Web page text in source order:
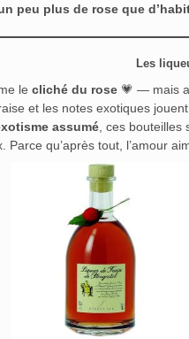
peu plus de rose que
Les
le cliché du rose 💗 — mais
et les notes exotiques
assumé , ces
qu’après tout, l’amour